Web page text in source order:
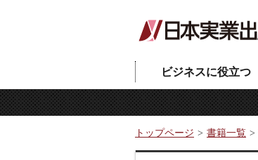
ビジネスに役立つ
トップページ 書籍一覧